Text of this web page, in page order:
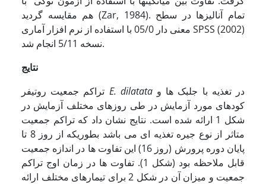
هم مقایسه گردید (Zar, 1984). تمام آنالیزها در سطح
معنی دار 05/0 با استفاده از نرم افزار آماری SPSS (2002)
نسخه 5/11 انجام شد.
نتایج
E. dilatataدر تغذیه با جلبک ها و
کودهای مورد آزمایش در طی روزهای مختلف آزمایش در
شکل 1 ارائه شده است. نتایج نشان داد که تراکم جمعیت
متاثر از نوع جیره تغذیه ای می باشد بطوریکه از روز 8 تا
پایان دوره پرورش (روز 16) این تفاوت ها در اندازه جمعیت
قابل ملاحظه بود (شکل 1). تفاوت ها در زمان اوج تراکم
جمعیت و میزان آن در شکل 2 برای تیمارهای مختلف ارائه